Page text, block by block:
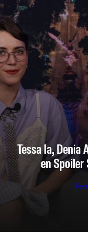
Tessa Ia, Denia
en Spoiler